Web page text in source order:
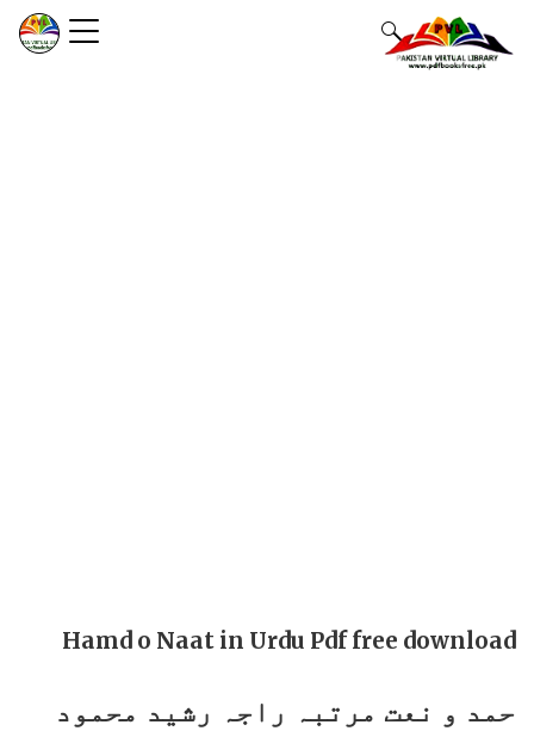
Hamd o Naat in Urdu Pdf free download
حمد و نعت مرتبہ راجہ رشید محمود